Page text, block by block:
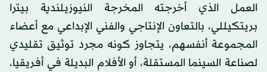
العمل الذي أخرجته المخرجة النيوزيلندية بيترا
بريتكيللي، بالتعاون الإنتاجي والفني الإبداعي مع أعضاء
المجموعة أنفسهم، يتجاوز كونه مجرد توثيق تقليدي
لصناعة السينما المستقلة، أو الأفلام البديلة في أفريقيا،